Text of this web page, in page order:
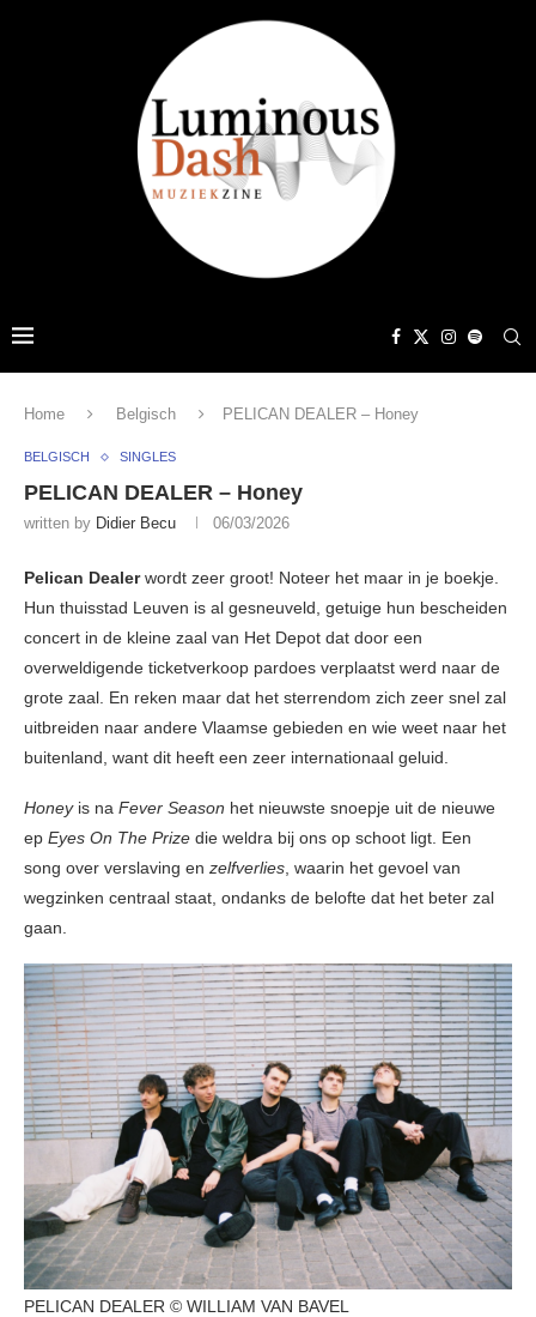
Home Belgisch PELICAN DEALER – Honey
BELGISCH SINGLES
PELICAN DEALER – Honey
written by Didier Becu 06/03/2026
Pelican Dealerwordt zeer groot! Noteer het maar in je boekje.
Hun thuisstad Leuven is al gesneuveld, getuige hun bescheiden
concert in de kleine zaal van Het Depot dat door een
overweldigende ticketverkoop pardoes verplaatst werd naar de
grote zaal. En reken maar dat het sterrendom zich zeer snel zal
uitbreiden naar andere Vlaamse gebieden en wie weet naar het
buitenland, want dit heeft een zeer internationaal geluid.
Honey is na Fever Season het nieuwste snoepje uit de nieuwe
ep Eyes On The Prize die weldra bij ons op schoot ligt. Een
song over verslaving en zelfverlies, waarin het gevoel van
wegzinken centraal staat, ondanks de belofte dat het beter zal
gaan.
PELICAN DEALER © WILLIAM VAN BAVEL